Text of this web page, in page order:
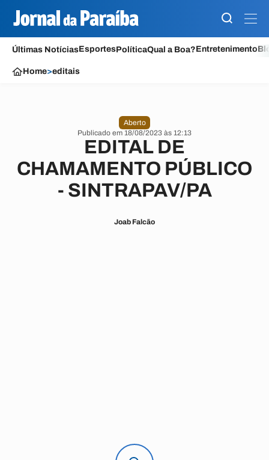
Últimas NotíciasEsportesPolíticaQual a Boa?Entretenimento
Home>editais
Aberto
Publicado em 18/08/2023 às 12:13
EDITAL DE
CHAMAMENTO PÚBLICO
- SINTRAPAV/PA
Joab Falcão